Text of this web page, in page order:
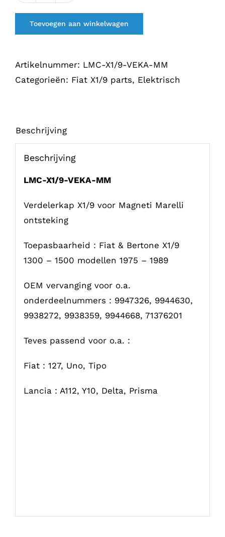
X1/9
"Magneti
Toevoegen aan winkelwagen
Artikelnummer: LMC-X1/9-VEKA-MM
Categorieën: Fiat X1/9 parts, Elektrisch
Beschrijving
Beschrijving
LMC-X1/9-VEKA-MM
Verdelerkap X1/9 voor Magneti Marelli
ontsteking
Toepasbaarheid : Fiat & Bertone X1/9
1300 – 1500 modellen 1975 – 1989
OEM vervanging voor o.a.
onderdeelnummers : 9947326, 9944630,
9938272, 9938359, 9944668, 71376201
Teves passend voor o.a. :
Fiat : 127, Uno, Tipo
Lancia : A112, Y10, Delta, Prisma